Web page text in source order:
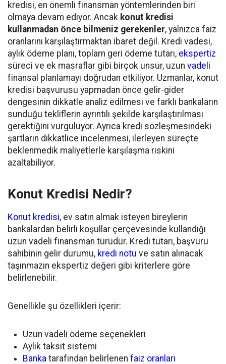
kredisi, en önemli finansman yöntemlerinden biri
olmaya devam ediyor. Ancak konut kredisi
kullanmadan önce bilmeniz gerekenler, yalnızca faiz
oranlarını karşılaştırmaktan ibaret değil. Kredi vadesi,
aylık ödeme planı, toplam geri ödeme tutarı, ekspertiz
süreci ve ek masraflar gibi birçok unsur, uzun vadeli
finansal planlamayı doğrudan etkiliyor. Uzmanlar, konut
kredisi başvurusu yapmadan önce gelir-gider
dengesinin dikkatle analiz edilmesi ve farklı bankaların
sunduğu tekliflerin ayrıntılı şekilde karşılaştırılması
gerektiğini vurguluyor. Ayrıca kredi sözleşmesindeki
şartların dikkatlice incelenmesi, ilerleyen süreçte
beklenmedik maliyetlerle karşılaşma riskini
azaltabiliyor.
Konut Kredisi Nedir?
Konut kredisi, ev satın almak isteyen bireylerin
bankalardan belirli koşullar çerçevesinde kullandığı
uzun vadeli finansman türüdür. Kredi tutarı, başvuru
sahibinin gelir durumu, kredi notu ve satın alınacak
taşınmazın ekspertiz değeri gibi kriterlere göre
belirlenebilir.
Genellikle şu özellikleri içerir:
Uzun vadeli ödeme seçenekleri
Aylık taksit sistemi
Banka tarafından belirlenen faiz oranları